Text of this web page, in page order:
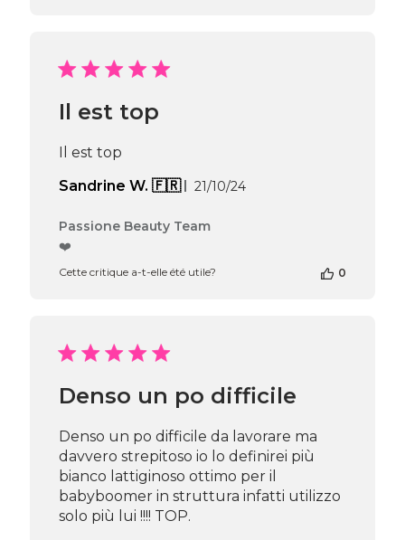
29
2026
Il est top
Il est top
Sandrine W. 🇫🇷
Date
21/10/24
Commentaires
de
Beauty
du
Fri
Oct
25
2024
Passione Beauty Team
❤️
Cette critique a-t-elle été utile? 0
Denso un po difficile
Denso un po difficile da lavorare ma
davvero strepitoso io lo definirei più
bianco lattiginoso ottimo per il
babyboomer in struttura infatti utilizzo
solo più lui !!!! TOP.